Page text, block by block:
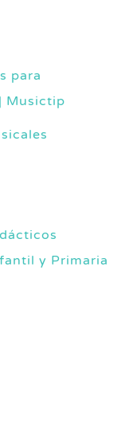
para
Musictip
y Primaria